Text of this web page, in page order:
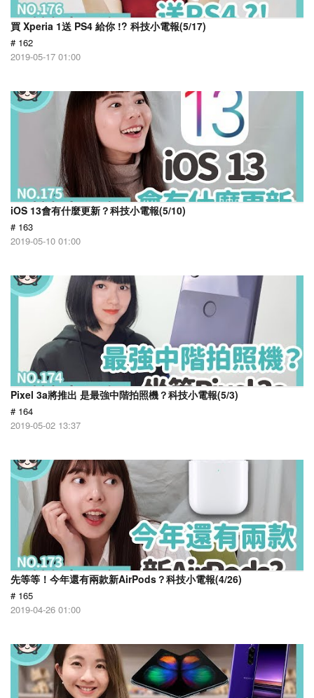
買 Xperia 1送 PS4 給你 !? 科技小電報(5/17)
# 162
2019-05-17 01:00
iOS 13會有什麼更新？科技小電報(5/10)
# 163
2019-05-10 01:00
Pixel 3a將推出 是最強中階拍照機？科技小電報(5/3)
# 164
2019-05-02 13:37
先等等！今年還有兩款新AirPods？科技小電報(4/26)
# 165
2019-04-26 01:00